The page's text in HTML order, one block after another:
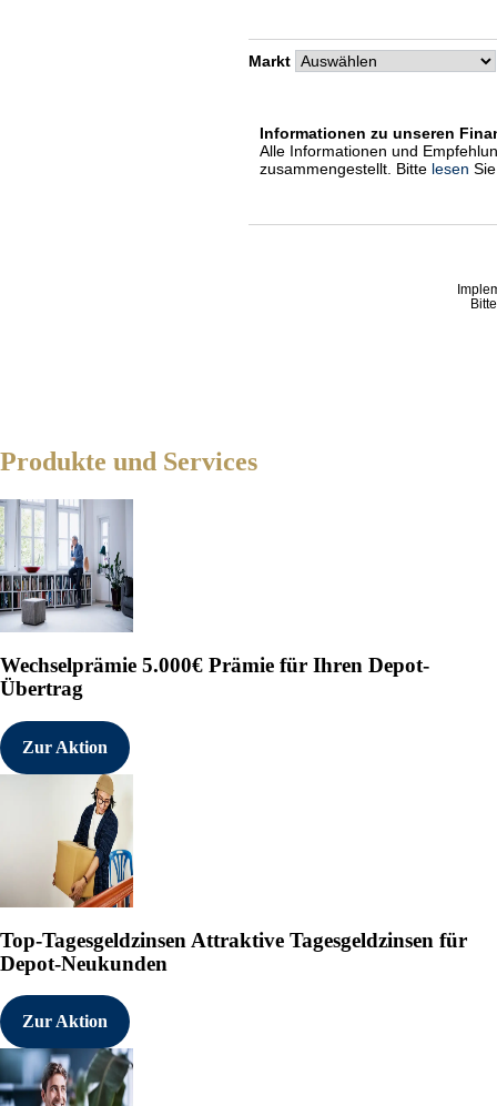
Markt
Informationen zu unseren
Alle Informationen und
zusammengestellt. Bitte lesen
Produkte und Services
Wechselprämie 5.000€ Prämie für Ihren Depot-
Übertrag
Zur Aktion
Top-Tagesgeldzinsen Attraktive Tagesgeldzinsen für
Depot-Neukunden
Zur Aktion